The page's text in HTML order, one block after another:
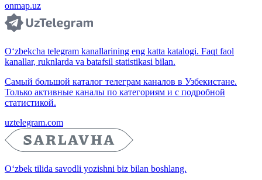
onmap.uz
O‘zbekcha telegram kanallarining eng katta katalogi. Faqt faol
kanallar, ruknlarda va batafsil statistikasi bilan.
Самый большой каталог телеграм каналов в Узбекистане.
Только активные каналы по категориям и с подробной
статистикой.
uztelegram.com
O‘zbek tilida savodli yozishni biz bilan boshlang.